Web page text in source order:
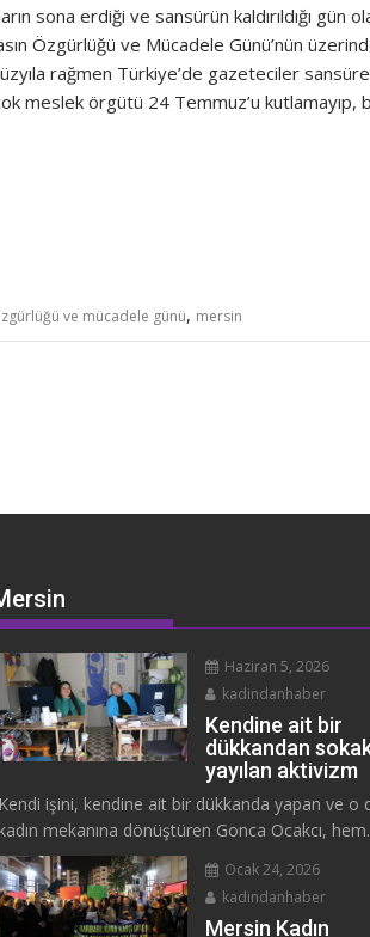
sona erdiği ve sansürün kaldırıldığı gün
Özgürlüğü ve Mücadele Günü’nün
rağmen Türkiye’de gazeteciler sansüre
meslek örgütü 24 Temmuz’u kutlamayıp,
ve mücadele günü, mersin
Haziran 5, 2026
kadindanhaber
Kendine ait bir
dükkandan
yayılan aktivizm
Kendi işini, kendine ait bir dükkanda yapan ve o
kadın mekanına dönüştüren Gonca Ocakcı,
Ocak 24, 2026
kadindanhaber
Mersin Kadın